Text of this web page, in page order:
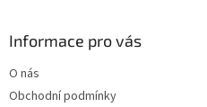
Informace pro vás
O nás
Obchodní podmínky